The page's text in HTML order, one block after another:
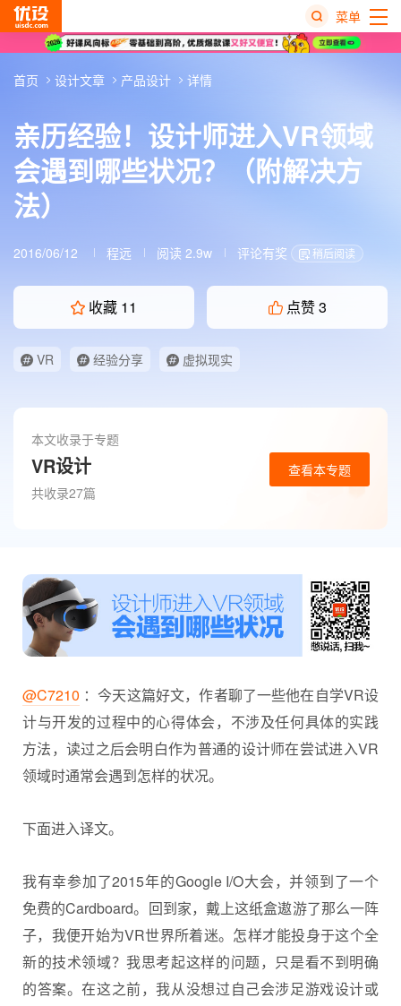
菜单
亲历经验！设计师进入VR领域
会遇到哪些状况？（附解决方
法）
2016/06/12 程远 阅读 2.9w 评论有奖 稍后阅读
收藏 11 点赞3
VR 经验分享 虚拟现实
本文收录于专题
VR设计
共收录27篇
查看本专题
首页 设计文章 产品设计 详情
@C7210 ：今天这篇好文，作者聊了一些他在自学VR设
计与开发的过程中的心得体会，不涉及任何具体的实践
方法，读过之后会明白作为普通的设计师在尝试进入VR
领域时通常会遇到怎样的状况。
下面进入译文。
我有幸参加了2015年的Google I/O大会，并领到了一个
免费的Cardboard。回到家，戴上这纸盒遨游了那么一阵
子，我便开始为VR世界所着迷。怎样才能投身于这个全
新的技术领域？我思考起这样的问题，只是看不到明确
的答案。在这之前，我从没想过自己会涉足游戏设计或